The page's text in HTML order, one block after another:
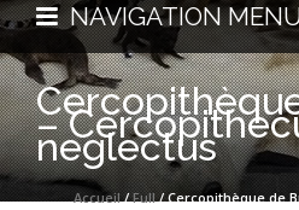
NAVIGATION
–
neglectus
Accueil/Full/ Cercopithèque de